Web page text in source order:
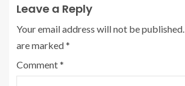
Leave a Reply
Your email address will not be published.
are marked*
Comment*